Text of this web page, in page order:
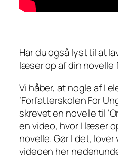
Har du også lyst til at
læser op af din novelle
Vi håber, at nogle af I
‘Forfatterskolen For
skrevet en novelle til
en video, hvor I læser
novelle. Gør I det,
videoen her